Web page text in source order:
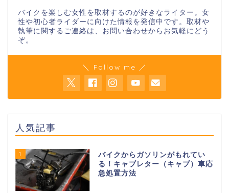
バイクを楽しむ女性を取材するのが好きなライター。女
性や初心者ライダーに向けた情報を発信中です。取材や
執筆に関するご連絡は、お問い合わせからお気軽にどう
ぞ。
＼ Follow me ／
人気記事
1
バイクからガソリンがもれてい
る！キャブレター（キャブ）車応
急処置方法